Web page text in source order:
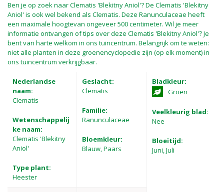
Ben je op zoek naar Clematis 'Blekitny Aniol'? De Clematis 'Blekitny
Aniol' is ook wel bekend als Clematis. Deze Ranunculaceae heeft
een maximale hoogtevan ongeveer 500 centimeter. Wil je meer
informatie ontvangen of tips over deze Clematis 'Blekitny Aniol'? Je
bent van harte welkom in ons tuincentrum. Belangrijk om te weten:
niet alle planten in deze groenencyclopedie zijn (op elk moment) in
ons tuincentrum verkrijgbaar.
Nederlandse
naam:
Clematis
Wetenschappelij
ke naam:
Clematis 'Blekitny
Aniol'
Type plant:
Heester
Geslacht:
Clematis
Familie:
Ranunculaceae
Bloemkleur:
Blauw, Paars
Bladkleur:
Groen
Veelkleurig blad:
Nee
Bloeitijd:
Juni, Juli